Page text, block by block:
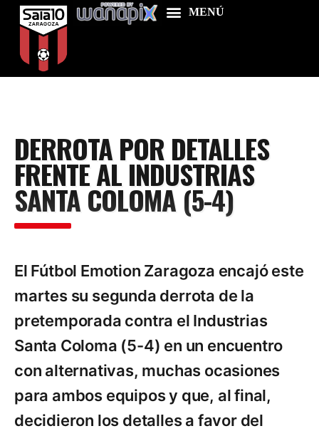
Food & Drink
Features
News
Contacts
DERROTA POR DETALLES
FRENTE AL INDUSTRIAS
SANTA COLOMA (5-4)
El Fútbol Emotion Zaragoza encajó este
martes su segunda derrota de la
pretemporada contra el Industrias
Santa Coloma (5-4) en un encuentro
con alternativas, muchas ocasiones
para ambos equipos y que, al final,
decidieron los detalles a favor del